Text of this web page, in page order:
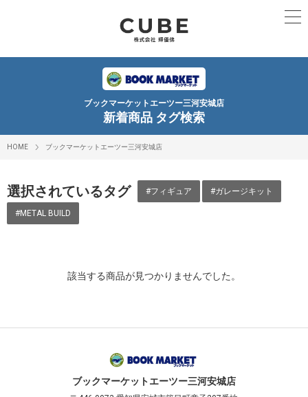
ブックマーケットエーツー三河安城店
新着商品 タグ検索
HOME ブックマーケットエーツー三河安城店
選択されているタグ #フィギュア #ガレージキット
#METAL BUILD
該当する商品が見つかりませんでした。
ブックマーケットエーツー三河安城店